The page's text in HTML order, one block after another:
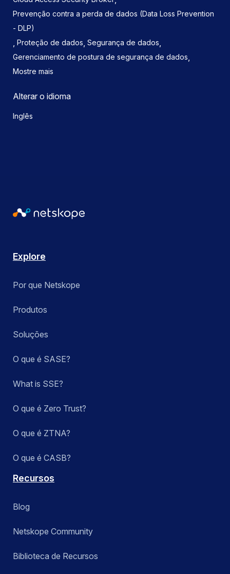
Prevenção contra a perda de dados (Data Loss Prevention
- DLP)
, Proteção de dados, Segurança de dados,
Gerenciamento de postura de segurança de dados,
Mostre mais
Alterar o idioma
Inglês
Explore
Por que Netskope
Produtos
Soluções
O que é SASE?
What is SSE?
O que é Zero Trust?
O que é ZTNA?
O que é CASB?
Recursos
Blog
Netskope Community
Biblioteca de Recursos